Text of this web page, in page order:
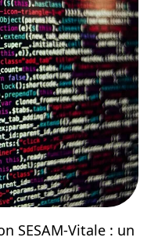
SESAM-Vitale : un